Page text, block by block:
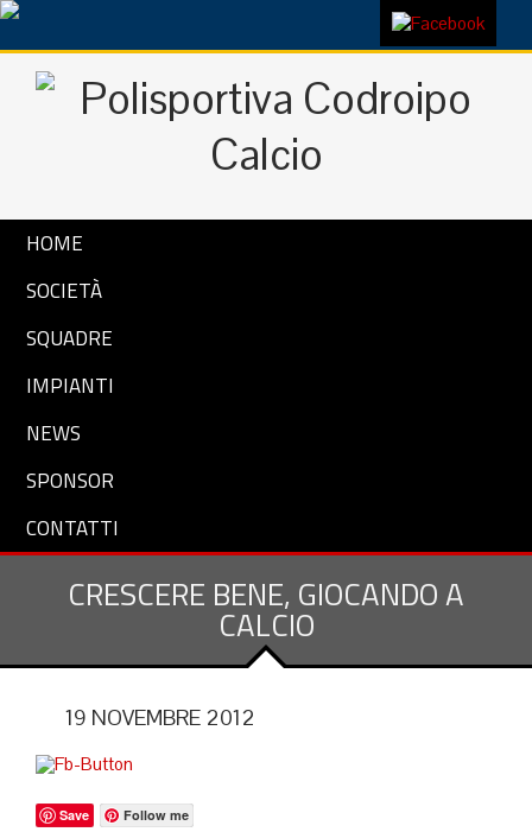
HOME
SOCIETÀ
SQUADRE
IMPIANTI
NEWS
SPONSOR
CONTATTI
CRESCERE BENE, GIOCANDO A
CALCIO
19 NOVEMBRE 2012
Save Follow me